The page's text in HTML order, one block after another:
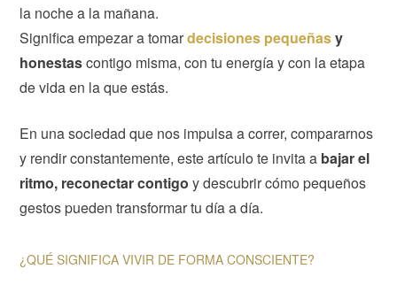
la noche a la mañana.
Significa empezar a tomardecisiones pequeñasy
honestascontigo misma, con tu energía y con la etapa
de vida en la que estás.
En una sociedad que nos impulsa a correr, compararnos
y rendir constantemente, este artículo te invita a bajar el
ritmo, reconectar contigo y descubrir cómo pequeños
gestos pueden transformar tu día a día.
¿QUÉ SIGNIFICA VIVIR DE FORMA CONSCIENTE?